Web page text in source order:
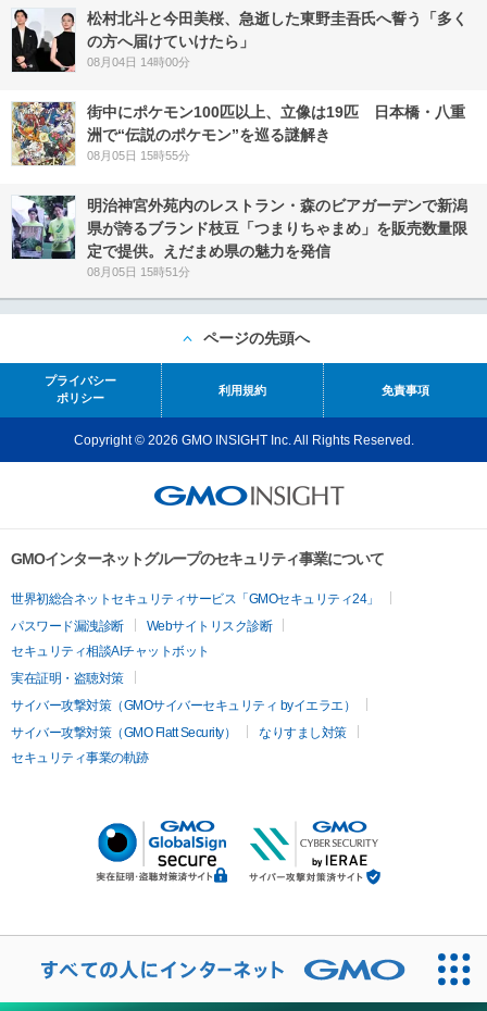
松村北斗と今田美桜、急逝した東野圭吾氏へ誓う「多く
の方へ届けていけたら」
08月04日 14時00分
街中にポケモン100匹以上、立像は19匹 日本橋・八重
洲で“伝説のポケモン”を巡る謎解き
08月05日 15時55分
明治神宮外苑内のレストラン・森のビアガーデンで新潟
県が誇るブランド枝豆「つまりちゃまめ」を販売数量限
定で提供。えだまめ県の魅力を発信
08月05日 15時51分
ページの先頭へ
プライバシー
ポリシー
利用規約 免責事項
Copyright © 2026 GMO INSIGHT Inc. All Rights Reserved.
GMOインターネットグループのセキュリティ事業について
世界初総合ネットセキュリティサービス「GMOセキュリティ24」
パスワード漏洩診断
Webサイトリスク診断
セキュリティ相談AIチャットボット
実在証明・盗聴対策
サイバー攻撃対策（GMOサイバーセキュリティ byイエラエ）
サイバー攻撃対策（GMO Flatt Security）
なりすまし対策
セキュリティ事業の軌跡